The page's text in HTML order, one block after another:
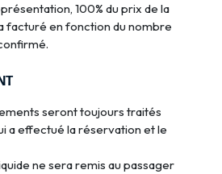
100% du prix de la
facturé en fonction du nombre
seront toujours traités
a effectué la réservation et le
ne sera remis au passager